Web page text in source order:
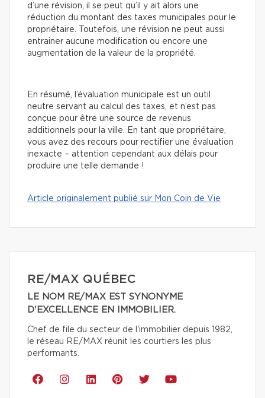
d’une révision, il se peut qu’il y ait alors une
réduction du montant des taxes municipales pour le
propriétaire. Toutefois, une révision ne peut aussi
entrainer aucune modification ou encore une
augmentation de la valeur de la propriété.
En résumé, l’évaluation municipale est un outil
neutre servant au calcul des taxes, et n’est pas
conçue pour être une source de revenus
additionnels pour la ville. En tant que propriétaire,
vous avez des recours pour rectifier une évaluation
inexacte – attention cependant aux délais pour
produire une telle demande !
Article originalement publié sur Mon Coin de Vie
RE/MAX QUÉBEC
LE NOM RE/MAX EST SYNONYME
D'EXCELLENCE EN IMMOBILIER.
Chef de file du secteur de l'immobilier depuis 1982,
le réseau RE/MAX réunit les courtiers les plus
performants.